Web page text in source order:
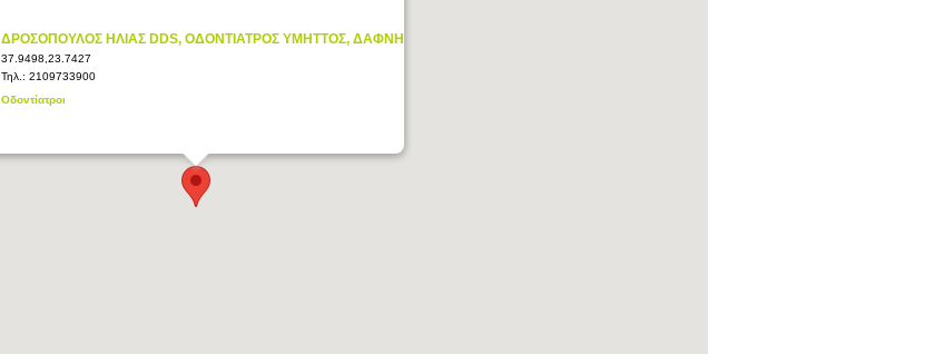
ΔΡΟΣΟΠΟΥΛΟΣ ΗΛΙΑΣ DDS, ΟΔΟΝΤΙΑΤΡΟΣ ΥΜΗΤΤΟΣ, ΔΑΦΝΗ
37.9498,23.7427
Τηλ.: 2109733900
Οδοντίατροι